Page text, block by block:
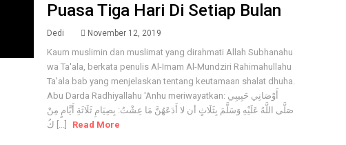
Puasa Tiga Hari Di Setiap Bulan
Dedi November 12, 2019
Kaum muslimin dan muslimat yang dirahmati Allah Subhanahu
wa Ta'ala, berkata penulis Al-Imam Al-Mundziri Rahimahullahu
Ta'ala bab yang menjelaskan tentang keutamaan shalat dhuha.
Abu Darda Radhiyallahu 'Anhu meriwayatkan: أَوْصَانِي حَبِيبِي
صَلَّى اللَّهُ عَلَيْهِ وَسَلَّمَ بِثَلَاثٍ أن لا أَدَعَهُنَّ مَا عِشْتُ: بِصِيَامِ ثَلَاثَةِ أَيَّامٍ مِنْ
كُ [...]
Read More